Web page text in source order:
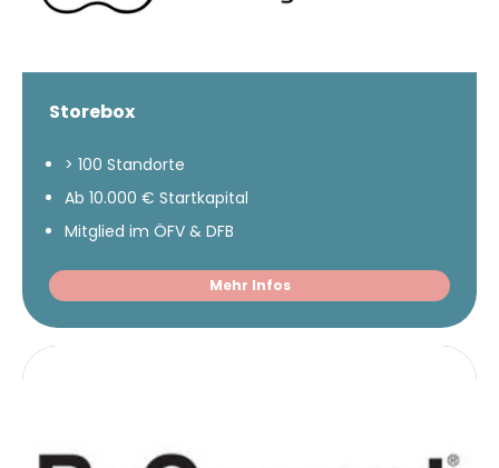
Storebox
> 100 Standorte
Ab 10.000 € Startkapital
Mitglied im ÖFV & DFB
Mehr Infos